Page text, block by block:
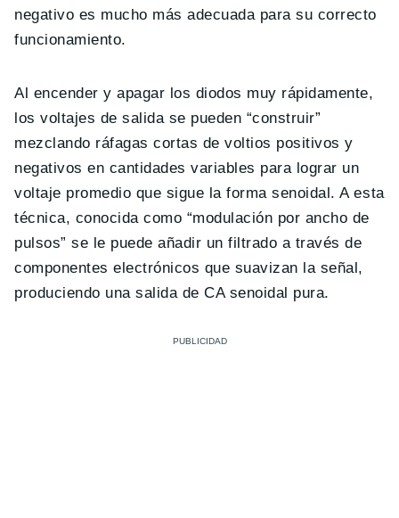
negativo es mucho más adecuada para su correcto
funcionamiento.
Al encender y apagar los diodos muy rápidamente,
los voltajes de salida se pueden “construir”
mezclando ráfagas cortas de voltios positivos y
negativos en cantidades variables para lograr un
voltaje promedio que sigue la forma senoidal. A esta
técnica, conocida como “modulación por ancho de
pulsos” se le puede añadir un filtrado a través de
componentes electrónicos que suavizan la señal,
produciendo una salida de CA senoidal pura.